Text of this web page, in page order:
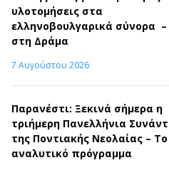
υλοτομήσεις στα
ελληνοβουλγαρικά σύνορα –
στη Δράμα
7 Αυγούστου 2026
Παρανέστι: Ξεκινά σήμερα η
τριήμερη Πανελλήνια
της Ποντιακής Νεολαίας – Το
αναλυτικό πρόγραμμα